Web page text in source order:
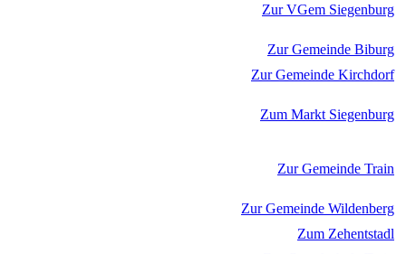
Zur VGem Siegenburg
Zur Gemeinde Biburg
Zur Gemeinde Kirchdorf
Zum Markt Siegenburg
Zur Gemeinde Train
Zur Gemeinde Wildenberg
Zum Zehentstadl